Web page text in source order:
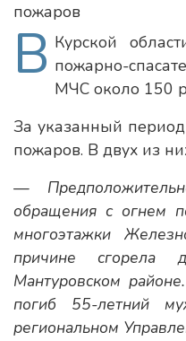
В Курской
пожарно-
МЧС около 150
За указанный
пожаров. В двух из
—
обращения с огнем
многоэтажки
причине сгорела
Мантуровском
погиб 55-летний
региональном